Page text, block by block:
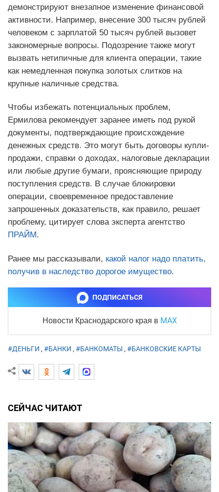
демонстрируют внезапное изменение финансовой
активности. Например, внесение 300 тысяч рублей
человеком с зарплатой 50 тысяч рублей вызовет
закономерные вопросы. Подозрение также могут
вызвать нетипичные для клиента операции, такие
как немедленная покупка золотых слитков на
крупные наличные средства.
Чтобы избежать потенциальных проблем,
Ермилова рекомендует заранее иметь под рукой
документы, подтверждающие происхождение
денежных средств. Это могут быть договоры купли-
продажи, справки о доходах, налоговые декларации
или любые другие бумаги, проясняющие природу
поступления средств. В случае блокировки
операции, своевременное предоставление
запрошенных доказательств, как правило, решает
проблему, цитирует слова эксперта агентство
ПРАЙМ.
Ранее мы рассказывали, какой налог надо платить,
получив в наследство дорогое имущество.
ПОДПИСАТЬСЯ
Новости Краснодарского края в MAX
#ДЕНЬГИ , #БАНКИ , #БАНКОМАТЫ , #БАНКОВСКИЕ КАРТЫ
СЕЙЧАС ЧИТАЮТ